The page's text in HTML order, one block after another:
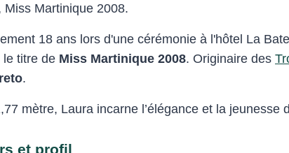
Miss Martinique 2008.
18 ans lors d'une cérémonie à l'hôtel La
le titre de Miss Martinique 2008. Originaire des
.
mètre, Laura incarne l’élégance et la jeunesse
et profil